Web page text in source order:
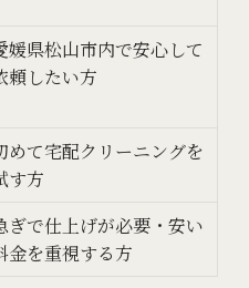
媛県松山市内で安心して
頼したい方
めて宅配クリーニングを
す方
ぎで仕上げが必要・安い
金を重視する方